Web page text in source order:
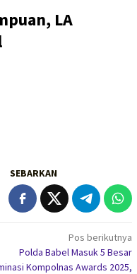
LA
SEBARKAN
Pos berikutnya
Polda Babel Masuk 5 Besar
Kompolnas Awards 2025,